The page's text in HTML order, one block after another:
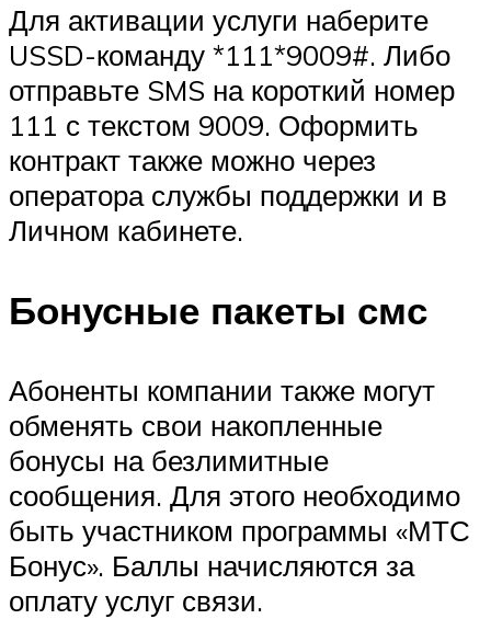
Для активации услуги наберите
USSD-команду *111*9009#. Либо
отправьте SMS на короткий номер
111 с текстом 9009. Оформить
контракт также можно через
оператора службы поддержки и в
Личном кабинете.
Бонусные пакеты смс
Абоненты компании также могут
обменять свои накопленные
бонусы на безлимитные
сообщения. Для этого необходимо
быть участником программы «МТС
Бонус». Баллы начисляются за
оплату услуг связи.